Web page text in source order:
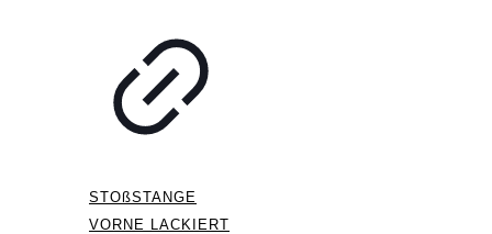
STOßSTANGE
VORNE LACKIERT